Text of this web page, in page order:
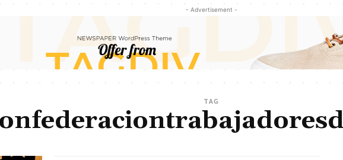
- Advertisement -
TAG